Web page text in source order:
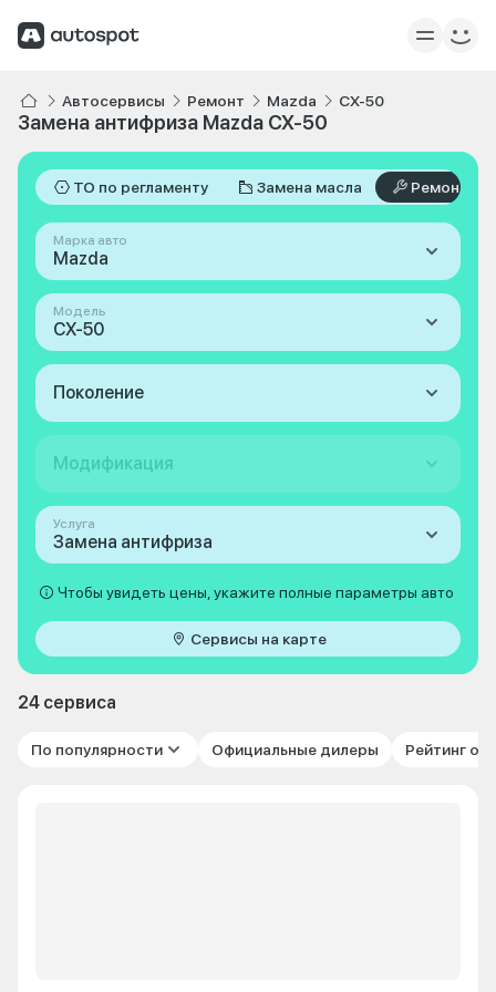
Автосервисы Ремонт Mazda CX-50
Замена антифриза Mazda CX-50
ТО по регламенту Замена масла Ремонт
Марка авто
Mazda
Модель
CX-50
Поколение
Модификация
Услуга
Замена антифриза
Чтобы увидеть цены, укажите полные параметры авто
Сервисы на карте
24 сервиса
По популярности Официальные дилеры Рейтинг